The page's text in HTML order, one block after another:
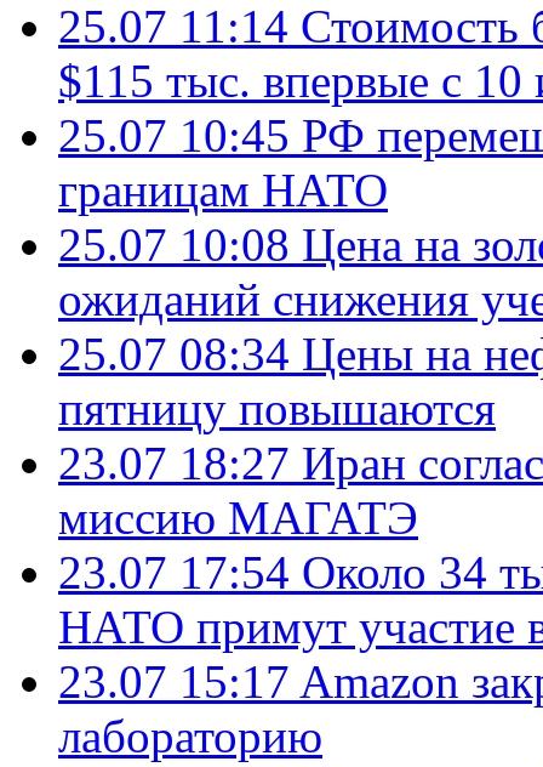
25.07 11:14 Стоимость
$115 тыс. впервые с 10
25.07 10:45 РФ
границам НАТО
25.07 10:08 Цена на
ожиданий снижения
25.07 08:34 Цены на
пятницу повышаются
23.07 18:27 Иран
миссию МАГАТЭ
23.07 17:54 Около 34
НАТО примут участие
23.07 15:17 Amazon
лабораторию